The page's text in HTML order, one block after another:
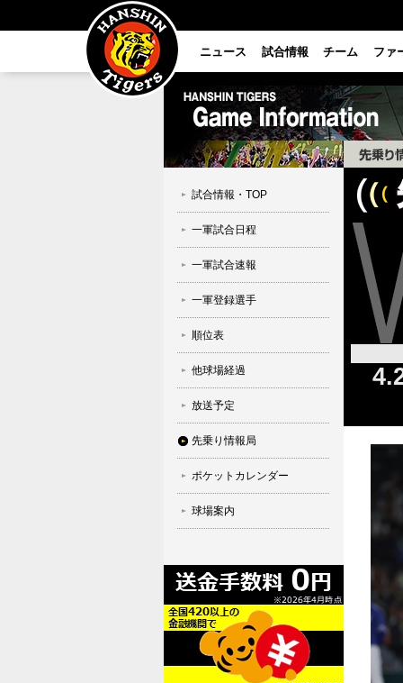
ニュース 試合情報 チーム ファ
試合情報・TOP
一軍試合日程
一軍試合速報
一軍登録選手
順位表
他球場経過
放送予定
先乗り情報局
ポケットカレンダー
球場案内